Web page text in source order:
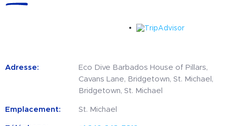
Adresse:
Eco Dive Barbados House of Pillars,
Cavans Lane, Bridgetown, St. Michael,
Bridgetown, St. Michael
Emplacement: St. Michael